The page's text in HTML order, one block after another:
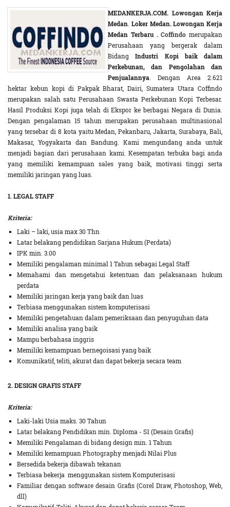
MEDANKERJA.COM. Lowongan Kerja
Medan Loker Medan. Lowongan Kerja
Medan Terbaru . Coffindo merupakan
Perusahaan yang bergerak dalam
BidangIndustri Kopi baik dalam
Perkebunan, dan Pengolahan dan
Penjualannya . Dengan Area 2.621
hektar kebun kopi di Pakpak Bharat, Dairi, Sumatera Utara Coffindo
merupakan salah satu Perusahaan Swasta Perkebunan Kopi Terbesar.
Hasil Produksi Kopi juga telah di Ekspor ke berbagai Negara di Dunia.
Dengan pengalaman 15 tahun merupakan perusahaan multinasional
yang tersebar di 8 kota yaitu Medan, Pekanbaru, Jakarta, Surabaya, Bali,
Makasar, Yogyakarta dan Bandung. Kami mengundang anda untuk
menjadi bagian dari perusahaan kami. Kesempatan terbuka bagi anda
yang memiliki kemampuan sales yang baik, motivasi tinggi serta
memiliki jaringan yang luas.
1. LEGAL STAFF
Kriteria:
Laki – laki, usia max 30 Thn
Latar belakang pendidikan Sarjana Hukum (Perdata)
IPK min. 3.00
Memiliki pengalaman minimal 1 Tahun sebagai Legal Staff
Memahami dan mengetahui ketentuan dan pelaksanaan hukum
perdata
Memiliki jaringan kerja yang baik dan luas
Terbiasa menggunakan sistem komputerisasi
Memiliki pengetahuan dalam pemeriksaan dan penyuguhan data
Memiliki analisa yang baik
Mampu berbahasa inggris
Memiliki kemampuan bernegoisasi yang baik
Komunikatif, teliti, akurat dan dapat bekerja secara team
2. DESIGN GRAFIS STAFF
Kriteria:
Laki-laki Usia maks. 30 Tahun
Latar belakang Pendidikan min. Diploma - S1 (Desain Grafis)
Memiliki Pengalaman di bidang design min. 1 Tahun
Memiliki kemampuan Photography menjadi Nilai Plus
Bersedida bekerja dibawah tekanan
Terbiasa bekerja menggunakan sistem Komputerisasi
Familiar dengan software desain Grafis (Corel Draw, Photoshop, Web,
dll)